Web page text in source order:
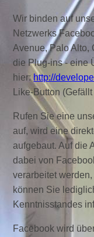
Wir binden auf
Netzwerks
Avenue, Palo Alto,
die Plug-ins - eine
hier: http://
Like-Button
Rufen Sie eine
auf, wird eine
aufgebaut. Auf die
dabei von
verarbeitet
können Sie
Kenntnisstandes
Facebook wird